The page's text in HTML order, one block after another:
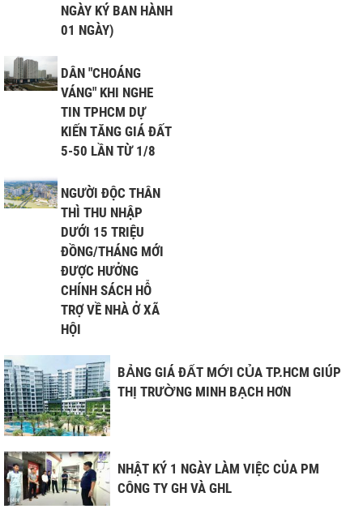
NỘI
NGÀY KÝ BAN HÀNH
01 NGÀY)
DÂN "CHOÁNG
VÁNG" KHI NGHE
TIN TPHCM DỰ
KIẾN TĂNG GIÁ ĐẤT
5-50 LẦN TỪ 1/8
NGƯỜI ĐỘC THÂN
THÌ THU NHẬP
DƯỚI 15 TRIỆU
ĐỒNG/THÁNG MỚI
ĐƯỢC HƯỞNG
CHÍNH SÁCH HỖ
TRỢ VỀ NHÀ Ở XÃ
HỘI
BẢNG GIÁ ĐẤT MỚI CỦA TP.HCM GIÚP
THỊ TRƯỜNG MINH BẠCH HƠN
NHẬT KÝ 1 NGÀY LÀM VIỆC CỦA PM
CÔNG TY GH VÀ GHL